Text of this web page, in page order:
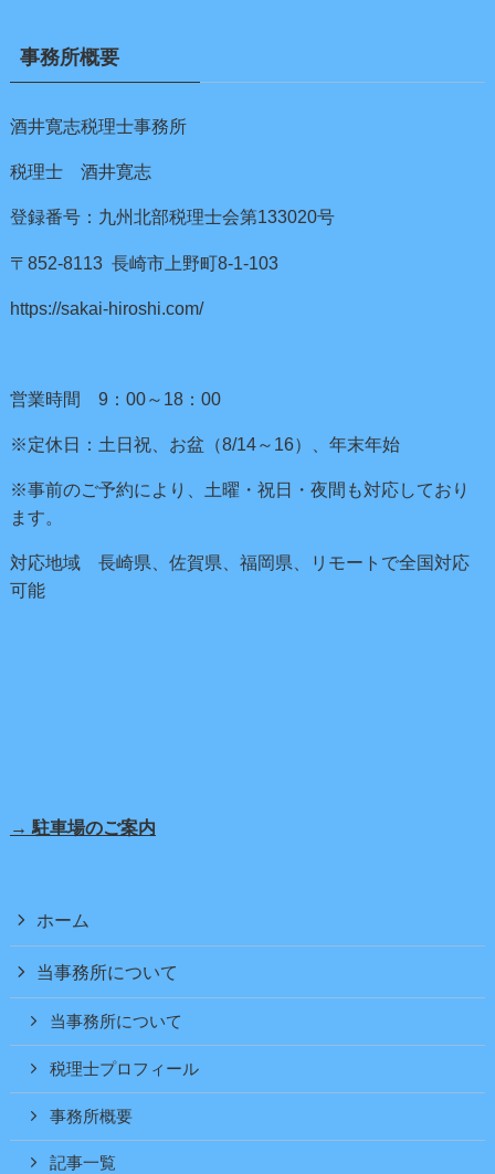
事務所概要
酒井寛志税理士事務所
税理士 酒井寛志
登録番号：九州北部税理士会第133020号
〒852-8113 長崎市上野町8-1-103
https://sakai-hiroshi.com/
営業時間 9：00～18：00
※定休日：土日祝、お盆（8/14～16）、年末年始
※事前のご予約により、土曜・祝日・夜間も対応しており
ます。
対応地域 長崎県、佐賀県、福岡県、リモートで全国対応
可能
→ 駐車場のご案内
ホーム
当事務所について
当事務所について
税理士プロフィール
事務所概要
記事一覧